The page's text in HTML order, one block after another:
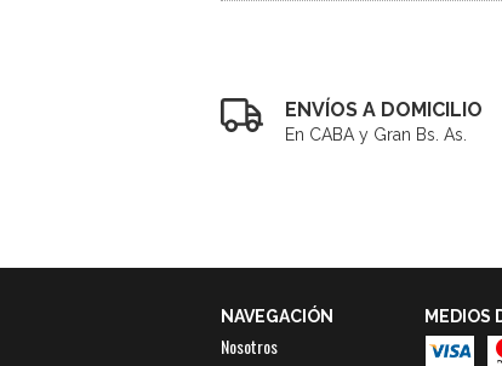
ENVÍOS A DOMICILIO
En CABA y Gran Bs. As.
NAVEGACIÓN
Nosotros
MEDIOS